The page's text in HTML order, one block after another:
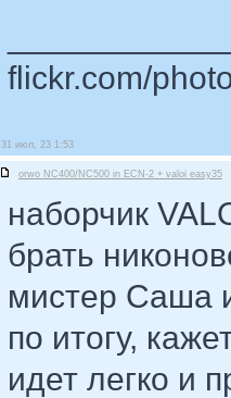
flickr.com/
31 июл, 23 1:53
orwo NC400/NC500 in ECN-2 + valoi easy35
наборчик
брать
мистер Саша
по итогу,
идет легко и